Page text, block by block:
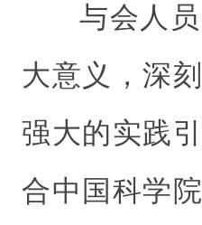
与会人
大意义，深
强大的实践
合中国科学